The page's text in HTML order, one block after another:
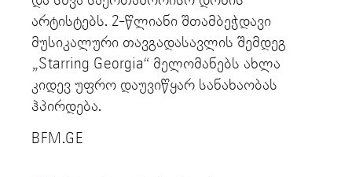
არტისტებს. 2-წლიანი შთამბეჭდავი
მუსიკალური თავგადასავლის შემდეგ
„Starring Georgia“ მელომანებს ახლა
კიდევ უფრო დაუვიწყარ სანახაობას
ჰპირდება.
BFM.GE